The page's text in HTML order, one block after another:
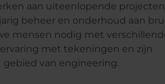
aan uiteenlopende
beheer en onderhoud aan
mensen nodig met
met tekeningen en zijn
van engineering.